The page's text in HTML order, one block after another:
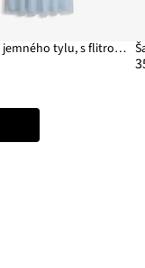
Maxi šaty z jemného tylu, s flitrovanou výšivkou